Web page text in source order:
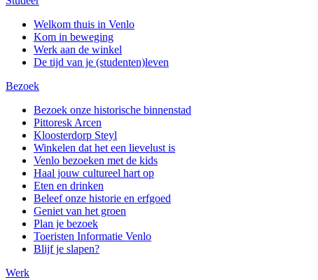
Welkom thuis in Venlo
Kom in beweging
Werk aan de winkel
De tijd van je (studenten)leven
Bezoek
Bezoek onze historische binnenstad
Pittoresk Arcen
Kloosterdorp Steyl
Winkelen dat het een lievelust is
Venlo bezoeken met de kids
Haal jouw cultureel hart op
Eten en drinken
Beleef onze historie en erfgoed
Geniet van het groen
Plan je bezoek
Toeristen Informatie Venlo
Blijf je slapen?
Werk